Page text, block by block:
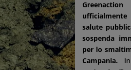
salute
sospenda
per lo
Campania.